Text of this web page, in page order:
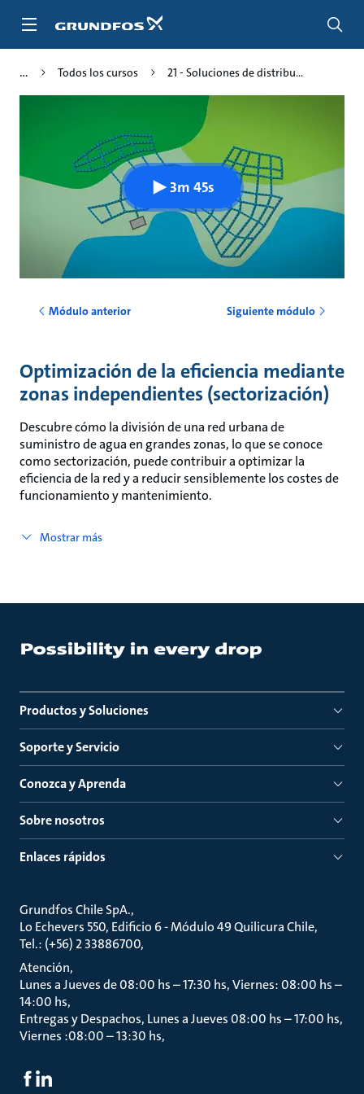
Todos los cursos 21 - Soluciones de distribu...
3m 45s
Módulo anterior Siguiente módulo
Optimización de la eficiencia mediante
zonas independientes (sectorización)
Descubre cómo la división de una red urbana de
suministro de agua en grandes zonas, lo que se conoce
como sectorización, puede contribuir a optimizar la
eficiencia de la red y a reducir sensiblemente los costes de
funcionamiento y mantenimiento.
Mostrar más
Productos y Soluciones
Soporte y Servicio
Conozca y Aprenda
Sobre nosotros
Enlaces rápidos
Grundfos Chile SpA.
Lo Echevers 550, Edificio 6 - Módulo 49 Quilicura Chile
Tel.: (+56) 2 33886700
Atención
Lunes a Jueves de 08:00 hs – 17:30 hs, Viernes: 08:00 hs –
14:00 hs
Entregas y Despachos, Lunes a Jueves 08:00 hs – 17:00 hs,
Viernes :08:00 – 13:30 hs